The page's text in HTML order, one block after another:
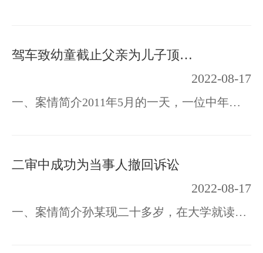
驾车致幼童截止父亲为儿子顶包一案
2022-08-17
一、案情简介2011年5月的一天，一位中年男子抱着一个三岁幼童来到江苏茂通律师事务所。…
二审中成功为当事人撤回诉讼
2022-08-17
一、案情简介孙某现二十多岁，在大学就读期间患上严重的精神分裂症，长期进行药物治疗至…